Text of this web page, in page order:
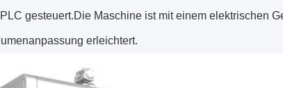
gesteuert.Die Maschine ist mit einem elektrischen
erleichtert.